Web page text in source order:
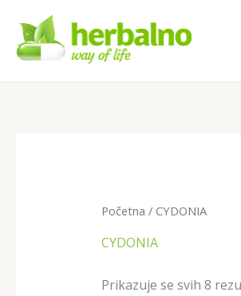
content
Početna / CYDONIA
CYDONIA
Prikazuje se svih 8